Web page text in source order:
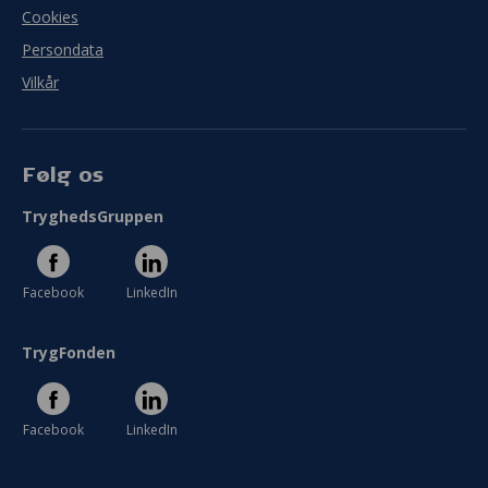
Cookies
Persondata
Vilkår
Følg os
TryghedsGruppen
Facebook LinkedIn
TrygFonden
Facebook LinkedIn